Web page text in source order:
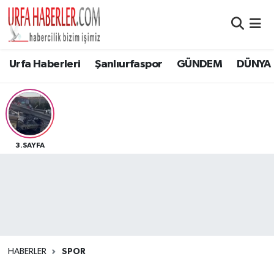
Urfa Haberleri Şanlıurfaspor GÜNDEM DÜNYA
3.SAYFA
HABERLER SPOR
Şanlıurfa Nöbetçi Eczaneler
Şanlıurfa Namaz Vakitleri
Şanlıurfa Trafik Yoğunluk Haritası